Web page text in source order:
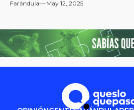
Farándula May 12, 2025